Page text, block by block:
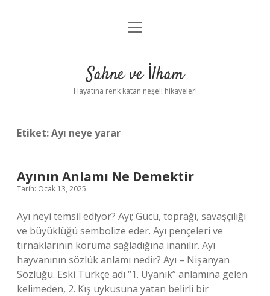
Anasayfa
Yasal Uyarı
menüyü
Sahne ve İlham
Hayatına renk katan neşeli hikayeler!
Etiket:Ayı neye yarar
Ayının Anlamı Ne Demektir
Tarih: Ocak 13, 2025
Ayı neyi temsil ediyor? Ayı; Gücü, toprağı, savaşçılığı
ve büyüklüğü sembolize eder. Ayı pençeleri ve
tırnaklarının koruma sağladığına inanılır. Ayı
hayvanının sözlük anlamı nedir? Ayı – Nişanyan
Sözlüğü. Eski Türkçe adı “1. Uyanık” anlamına gelen
kelimeden, 2. Kış uykusuna yatan belirli bir